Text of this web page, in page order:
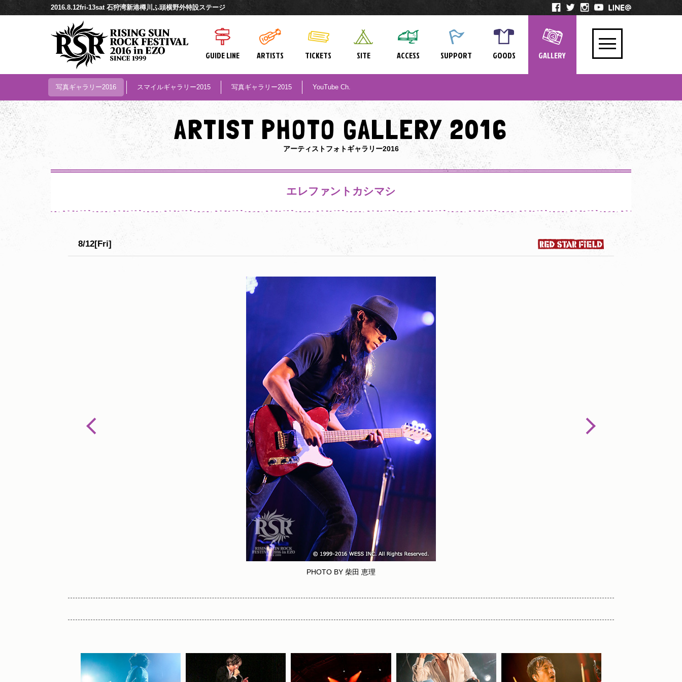
2016.8.12fri-13sat 石狩湾新港樽川ふ頭横野外特設ステージ
GUIDE LINE ARTISTS TICKETS SITE ACCESS SUPPORT GOODS GALLERY
写真ギャラリー2016 スマイルギャラリー2015 写真ギャラリー2015 YouTube Ch.
ARTIST PHOTO GALLERY 2016
アーティストフォトギャラリー2016
エレファントカシマシ
8/12[Fri]
PHOTO BY 柴田 恵理